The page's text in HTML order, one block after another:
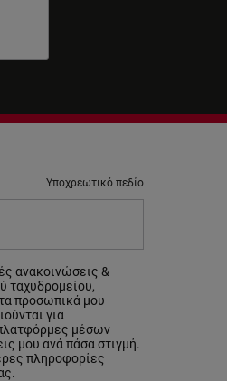
Υποχρεωτικό πεδίο
ανακοινώσεις &
ταχυδρομείου,
προσωπικά μου
για
μέσων
μου ανά πάσα στιγμή.
πληροφορίες